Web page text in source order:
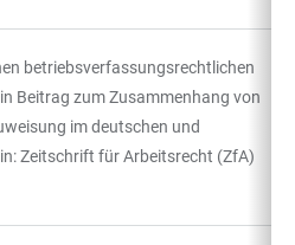
betriebsverfassungsrechtlichen
Beitrag zum Zusammenhang von
im deutschen und
Zeitschrift für Arbeitsrecht (ZfA)